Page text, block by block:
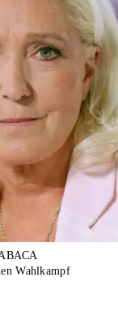
Wahlkampf